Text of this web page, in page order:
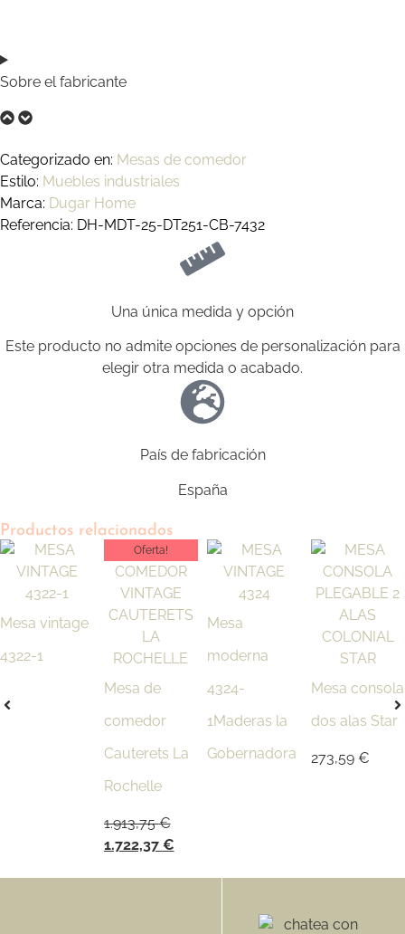
Sobre el fabricante
Categorizado en: Mesas de comedor
Estilo: Muebles industriales
Marca: Dugar Home
Referencia: DH-MDT-25-DT251-CB-7432
Una única medida y opción
Este producto no admite opciones de personalización para
elegir otra medida o acabado.
País de fabricación
España
Productos relacionados
Mesa vintage
4322-1
Oferta!
Mesa de
comedor
Cauterets La
Rochelle
1.913,75€
1.722,37 €
Mesa
moderna
4324-
1Maderas la
Gobernadora
Mesa consola
dos alas Star
273,59 €